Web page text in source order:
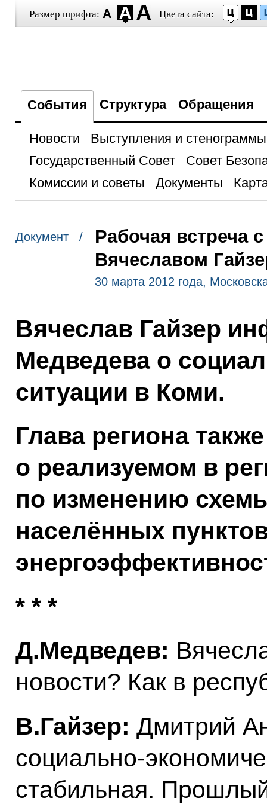
Размер шрифта: Цвета сайта:
События Структура Обращения
Новости
Выступления и стенограммы
Государственный Совет
Совет
Комиссии и советы
Документы
Документ /
Рабочая встреча
Вячеславом
30 марта 2012 года,
Вячеслав Гайзер
Медведева о
ситуации в Коми.
Глава региона
о реализуемом в
по изменению
населённых
* * *
Д.Медведев:
новости? Как в
В.Гайзер: Дмитрий
социально-
стабильная.